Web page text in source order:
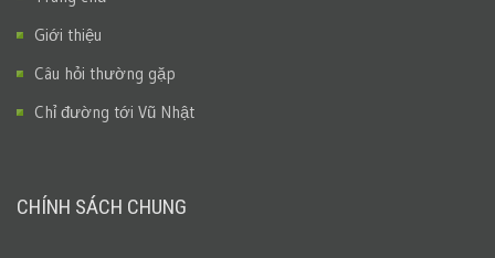
Giới thiệu
Câu hỏi thường gặp
Chỉ đường tới Vũ Nhật
CHÍNH SÁCH CHUNG